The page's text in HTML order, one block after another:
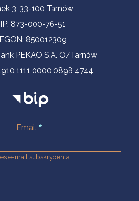
3, 33-100 Tarnów
873-000-76-51
850012309
PEKAO S.A. O/Tarnów
1111 0000 0898 4744
Email
e-mail subskrybenta.